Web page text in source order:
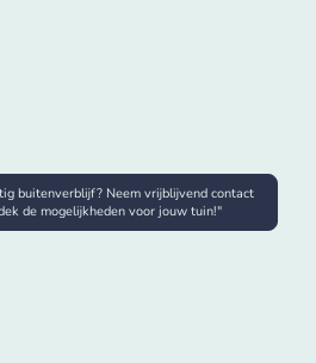
buitenverblijf? Neem vrijblijvend contact
de mogelijkheden voor jouw tuin!"